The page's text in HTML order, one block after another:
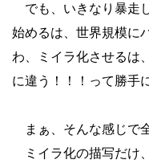
でも、いきなり暴走
始めるは、世界規模に
わ、ミイラ化させるは
に違う！！！って勝
まぁ、そんな感じで
ミイラ化の描写だけ